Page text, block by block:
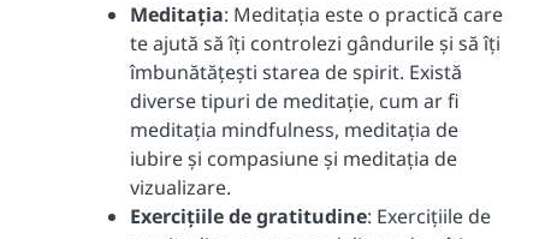
Meditația: Meditația este o practică care
te ajută să îți controlezi gândurile și să îți
îmbunătățești starea de spirit. Există
diverse tipuri de meditație, cum ar fi
meditația mindfulness, meditația de
iubire și compasiune și meditația de
vizualizare.
Exercițiile de gratitudine: Exercițiile de